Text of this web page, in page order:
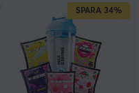
SPARA 34%